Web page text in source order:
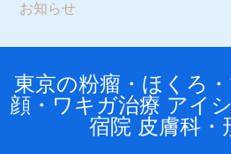
お知らせ
東京の粉瘤・ほくろ
顔・ワキガ治療 アイ
宿院 皮膚科・